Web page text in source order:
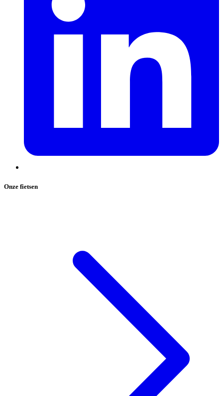
Onze fietsen